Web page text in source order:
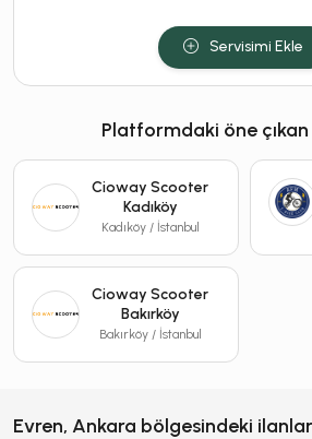
Servisimi Ekle
Platformdaki öne
Cioway Scooter
Kadıköy
Kadıköy / İstanbul
Cioway Scooter
Bakırköy
Bakırköy / İstanbul
Evren, Ankara bölgesindeki ilanlar